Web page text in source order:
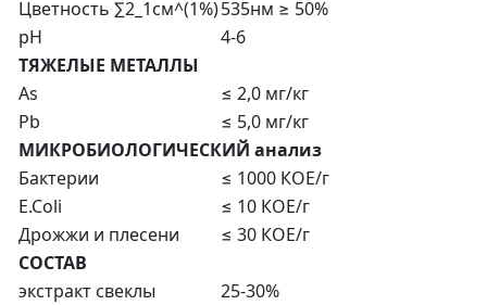
Цветность ∑2_1см^(1%)535нм ≥ 50%
pH
4-6
ТЯЖЕЛЫЕ МЕТАЛЛЫ
As
≤ 2,0 мг/кг
Pb
≤ 5,0 мг/кг
МИКРОБИОЛОГИЧЕСКИЙ анализ
Бактерии
≤ 1000 КОЕ/г
E.Coli
≤ 10 КОЕ/г
Дрожжи и плесени
≤ 30 КОЕ/г
СОСТАВ
экстракт свеклы
25-30%